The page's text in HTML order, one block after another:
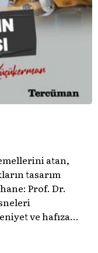
atan,
tasarım
Prof. Dr.
ve hafıza